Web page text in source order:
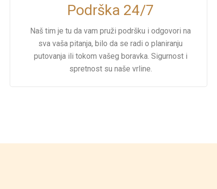
Podrška 24/7
Naš tim je tu da vam pruži podršku i odgovori na
sva vaša pitanja, bilo da se radi o planiranju
putovanja ili tokom vašeg boravka. Sigurnost i
spretnost su naše vrline.